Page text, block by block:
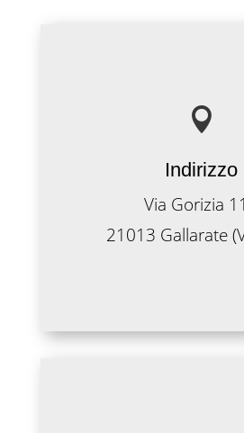

Indirizzo
Via Gorizia
21013 Gallarate